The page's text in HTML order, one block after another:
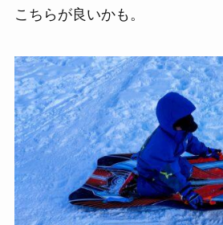
こちらが良いかも。